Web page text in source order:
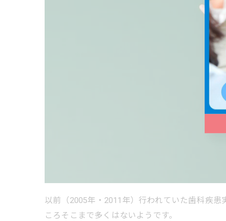
以前（2005年・2011年）行われていた歯科疾
ころそこまで多くはないようです。